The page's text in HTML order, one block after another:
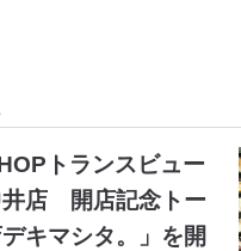
トランスビュー
井店 開店記念トー
キマシタ。」を開